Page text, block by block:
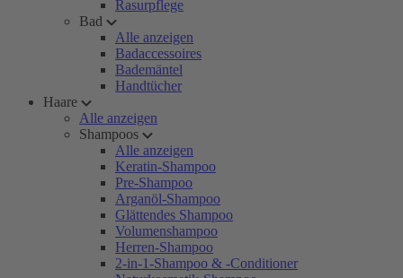
Rasurpflege
Bad
Alle anzeigen
Badaccessoires
Bademäntel
Handtücher
Haare
Alle anzeigen
Shampoos
Alle anzeigen
Keratin-Shampoo
Pre-Shampoo
Arganöl-Shampoo
Glättendes Shampoo
Volumenshampoo
Herren-Shampoo
2-in-1-Shampoo & -Conditioner